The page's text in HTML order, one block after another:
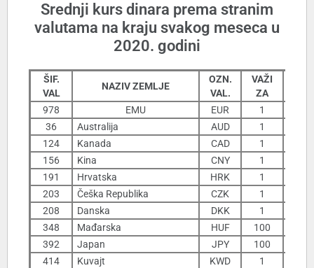
Srednji kurs dinara prema stranim
valutama na kraju svakog meseca u
2020. godini
ŠIF.
VAL
NAZIV ZEMLJE
OZN.
VAL.
VAŽI
ZA
978 EMU EUR 1
36
Australija AUD 1
124
Kanada CAD 1
156
Kina CNY 1
191
Hrvatska HRK 1
203
Češka Republika CZK 1
208
Danska DKK 1
348
Mađarska HUF 100
392
Japan JPY 100
414
Kuvajt KWD 1